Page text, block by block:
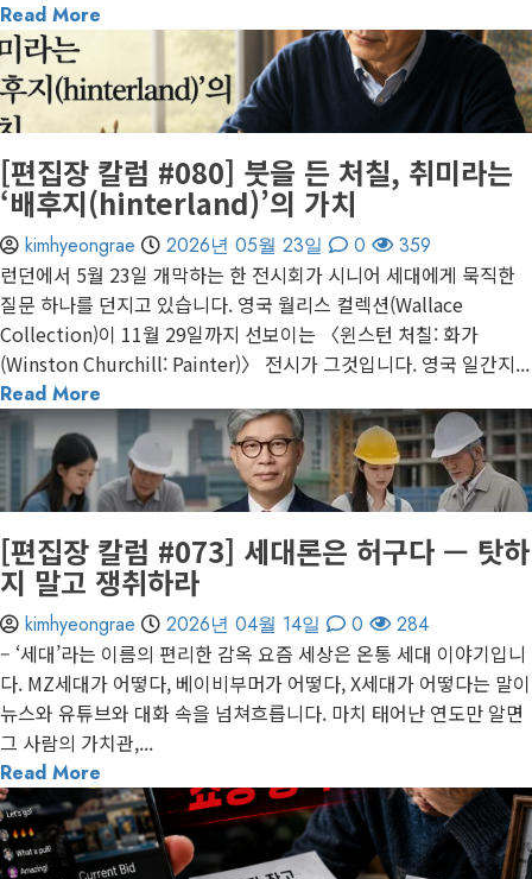
Read More
1 minute read
게재된 글
편집장 칼럼
[편집장 칼럼 #080] 붓을 든 처칠, 취미라는
‘배후지(hinterland)’의 가치
kimhyeongrae 2026년 05월 23일 0 359
런던에서 5월 23일 개막하는 한 전시회가 시니어 세대에게 묵직한
질문 하나를 던지고 있습니다. 영국 월리스 컬렉션(Wallace
Collection)이 11월 29일까지 선보이는 〈윈스턴 처칠: 화가
(Winston Churchill: Painter)〉 전시가 그것입니다. 영국 일간지...
Read More
1 minute read
게재된 글
편집장 칼럼
[편집장 칼럼 #073] 세대론은 허구다 — 탓하
지 말고 쟁취하라
kimhyeongrae 2026년 04월 14일 0 284
– ‘세대’라는 이름의 편리한 감옥 요즘 세상은 온통 세대 이야기입니
다. MZ세대가 어떻다, 베이비부머가 어떻다, X세대가 어떻다는 말이
뉴스와 유튜브와 대화 속을 넘쳐흐릅니다. 마치 태어난 연도만 알면
그 사람의 가치관,...
Read More
1 minute read
게재된 글
아침마다 지혜